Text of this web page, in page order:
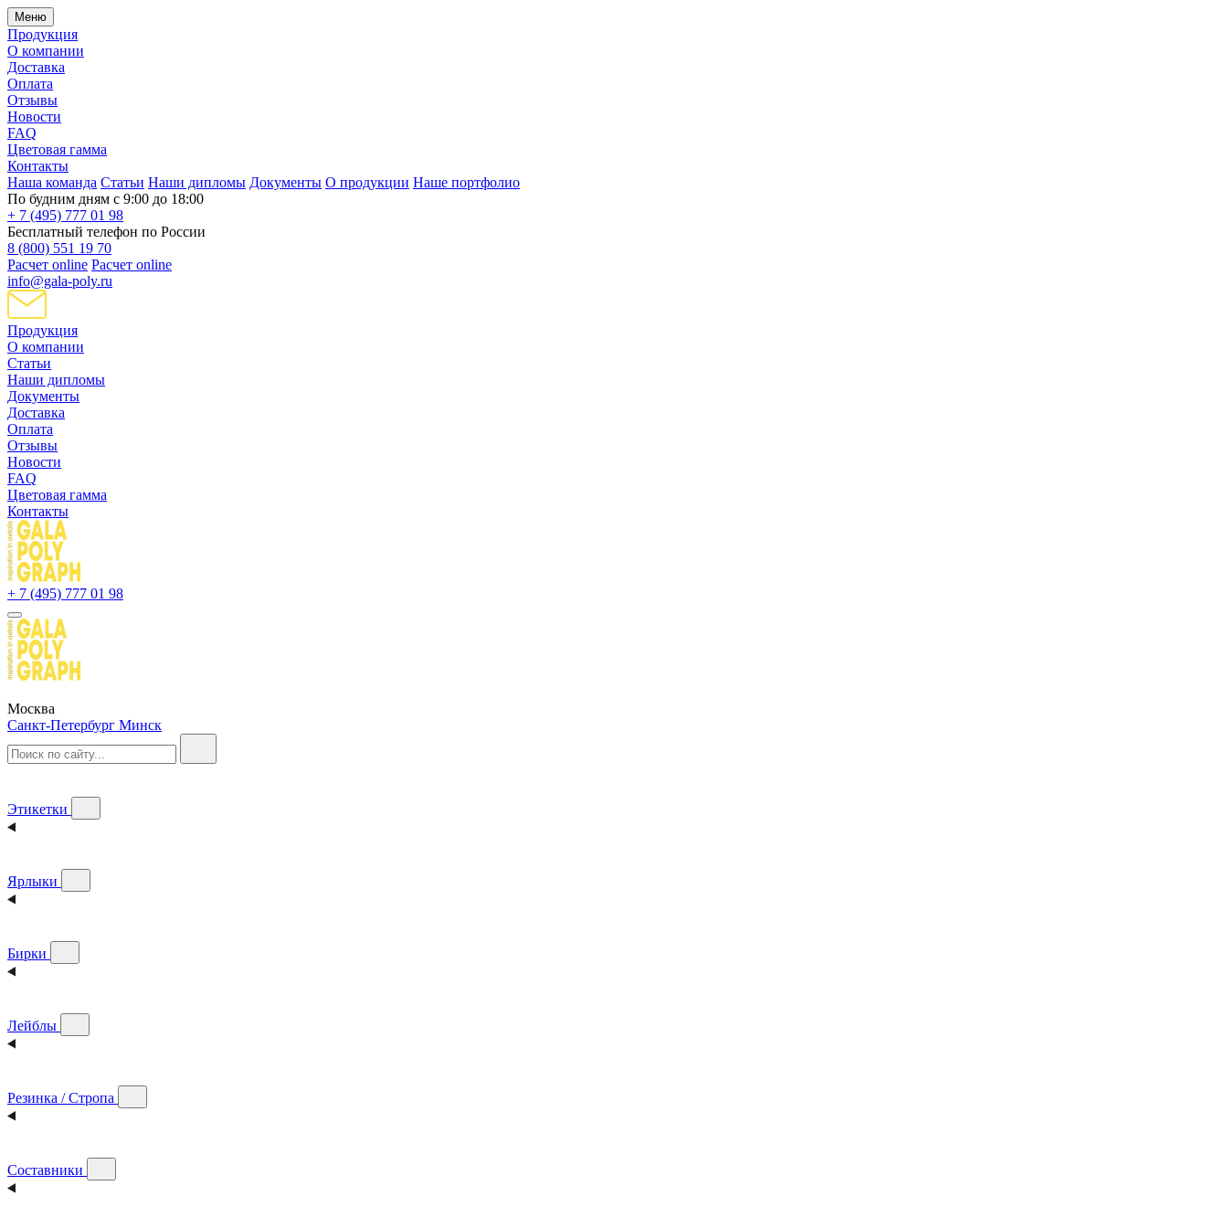
Меню
Продукция
О компании
Доставка
Оплата
Отзывы
Новости
FAQ
Цветовая гамма
Контакты
Наша команда Статьи Наши дипломы Документы О продукции Наше портфолио
По будним дням с 9:00 до 18:00
+ 7 (495) 777 01 98
Бесплатный телефон по России
8 (800) 551 19 70
Расчет online Расчет online
info@gala-poly.ru
Продукция
О компании
Статьи
Наши дипломы
Документы
Доставка
Оплата
Отзывы
Новости
FAQ
Цветовая гамма
Контакты
+ 7 (495) 777 01 98
Москва
Санкт-Петербург Минск
Этикетки
Ярлыки
Бирки
Лейблы
Резинка / Стропа
Составники